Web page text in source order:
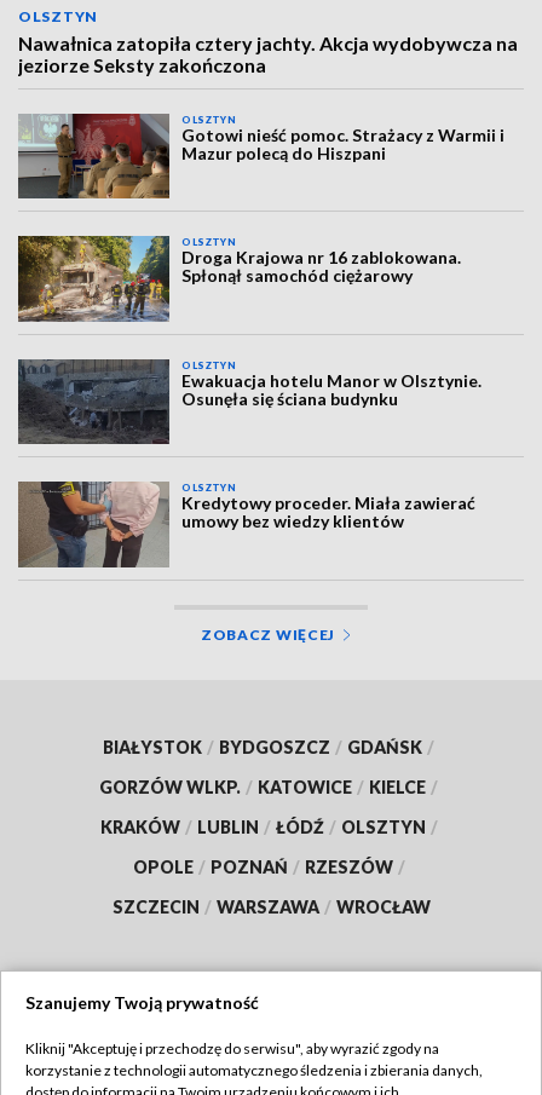
OLSZTYN
Nawałnica zatopiła cztery jachty. Akcja wydobywcza na
jeziorze Seksty zakończona
OLSZTYN
Gotowi nieść pomoc. Strażacy z Warmii i
Mazur polecą do Hiszpani
OLSZTYN
Droga Krajowa nr 16 zablokowana.
Spłonął samochód ciężarowy
OLSZTYN
Ewakuacja hotelu Manor w Olsztynie.
Osunęła się ściana budynku
OLSZTYN
Kredytowy proceder. Miała zawierać
umowy bez wiedzy klientów
ZOBACZ WIĘCEJ
BIAŁYSTOK / BYDGOSZCZ / GDAŃSK /
GORZÓW WLKP. / KATOWICE / KIELCE /
KRAKÓW / LUBLIN / ŁÓDŹ / OLSZTYN /
OPOLE / POZNAŃ / RZESZÓW /
SZCZECIN / WARSZAWA / WROCŁAW
TVP
Szanujemy Twoją prywatność
Kliknij "Akceptuję i przechodzę do serwisu", aby wyrazić zgody na
korzystanie z technologii automatycznego śledzenia i zbierania danych,